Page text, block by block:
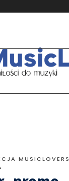
MUSICLOVERS
•